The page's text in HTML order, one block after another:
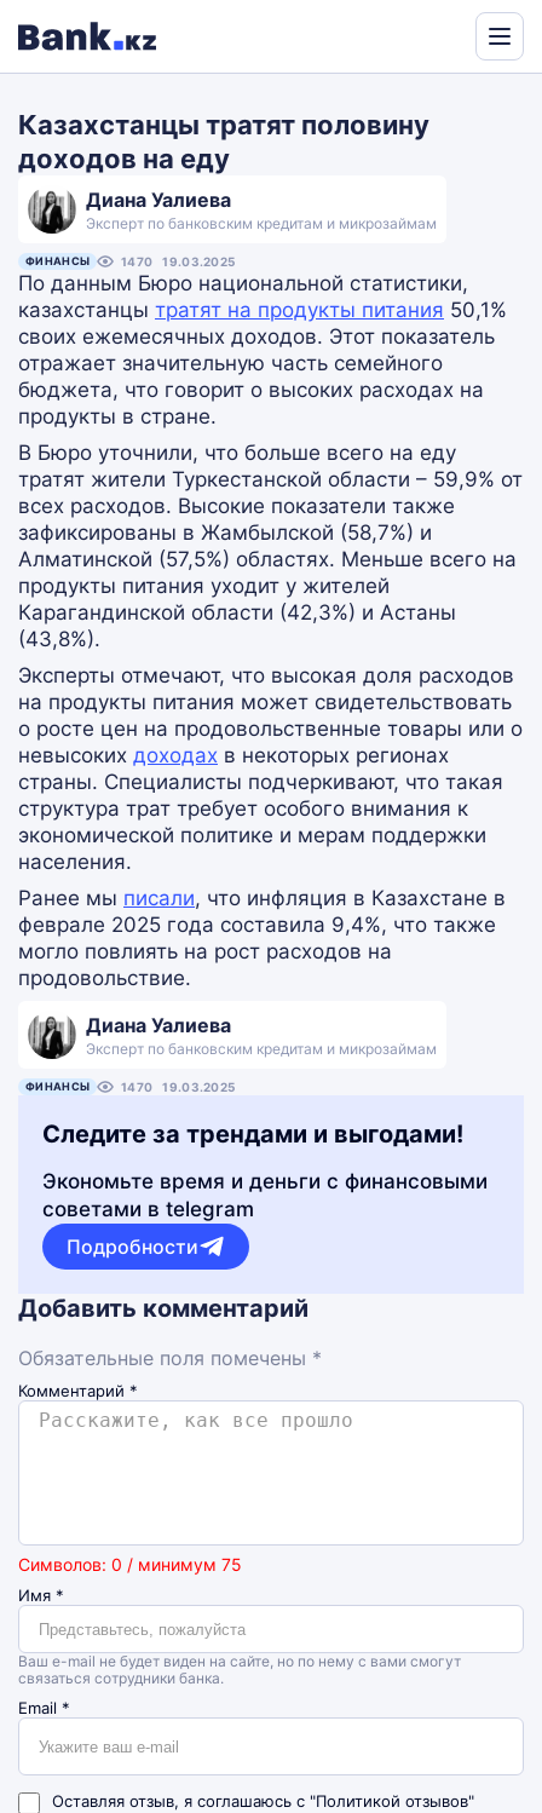
Translate
Казахстанцы тратят половину
доходов на еду
Диана Уалиева
Эксперт по банковским кредитам и микрозаймам
ФИНАНСЫ 1470 19.03.2025
По данным Бюро национальной статистики,
казахстанцы тратят на продукты питания 50,1%
своих ежемесячных доходов. Этот показатель
отражает значительную часть семейного
бюджета, что говорит о высоких расходах на
продукты в стране.
В Бюро уточнили, что больше всего на еду
тратят жители Туркестанской области – 59,9% от
всех расходов. Высокие показатели также
зафиксированы в Жамбылской (58,7%) и
Алматинской (57,5%) областях. Меньше всего на
продукты питания уходит у жителей
Карагандинской области (42,3%) и Астаны
(43,8%).
Эксперты отмечают, что высокая доля расходов
на продукты питания может свидетельствовать
о росте цен на продовольственные товары или о
невысоких доходах в некоторых регионах
страны. Специалисты подчеркивают, что такая
структура трат требует особого внимания к
экономической политике и мерам поддержки
населения.
Ранее мы писали, что инфляция в Казахстане в
феврале 2025 года составила 9,4%, что также
могло повлиять на рост расходов на
продовольствие.
Диана Уалиева
Эксперт по банковским кредитам и микрозаймам
ФИНАНСЫ 1470 19.03.2025
Следите за трендами и выгодами!
Экономьте время и деньги с финансовыми
советами в telegram
Подробности
Добавить комментарий
Обязательные поля помечены *
Комментарий *
Символов: 0 / минимум 75
Имя *
Ваш e-mail не будет виден на сайте, но по нему с вами смогут
связаться сотрудники банка.
Email *
Оставляя отзыв, я соглашаюсь с "Политикой отзывов"